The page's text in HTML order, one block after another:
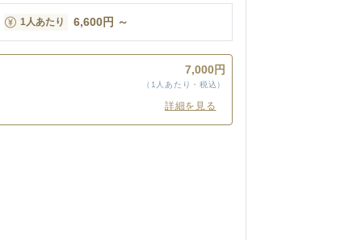
1人あたり 6,600円 ～
7,000円
（1人あたり・税込）
詳細を見る